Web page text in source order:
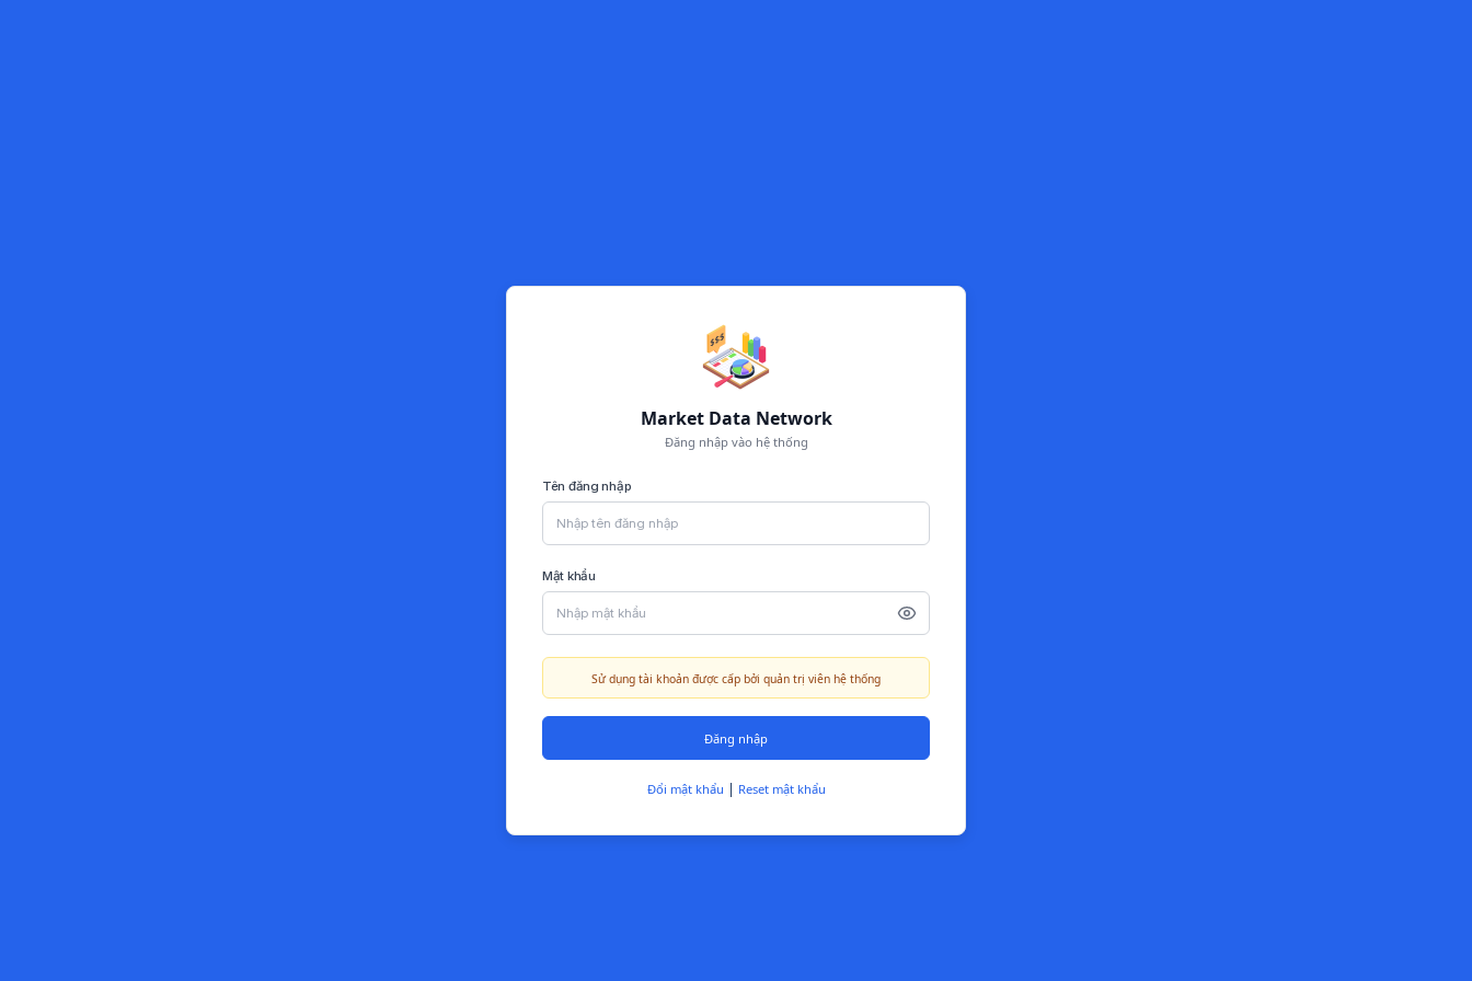
Market Data Network
Đăng nhập vào hệ thống
Tên đăng nhập
Mật khẩu
Sử dụng tài khoản được cấp bởi quản trị viên hệ thống
Đăng nhập
Đổi mật khẩu | Reset mật khẩu